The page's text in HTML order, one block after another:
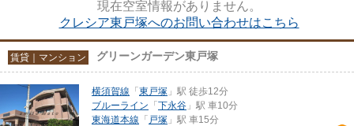
現在空室情報がありません。
クレシア東戸塚へのお問い合わせはこちら
賃貸｜マンション グリーンガーデン東戸塚
横須賀線 「 東戸塚 」駅 徒歩12分
ブルーライン 「 下永谷 」駅 車10分
東海道本線 「 戸塚 」駅 車15分